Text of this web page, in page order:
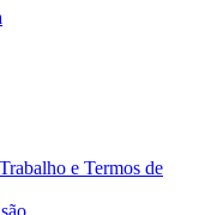
e Termos de